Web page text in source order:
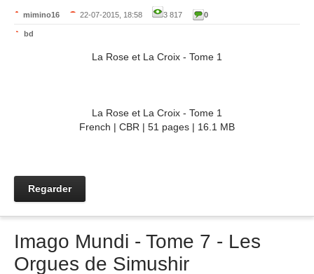
mimino16 22-07-2015, 18:58 3 817 0
bd
La Rose et La Croix - Tome 1
La Rose et La Croix - Tome 1
French | CBR | 51 pages | 16.1 MB
Regarder
Imago Mundi - Tome 7 - Les
Orgues de Simushir